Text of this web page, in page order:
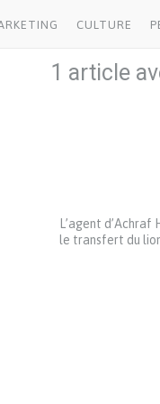
CULTURE
1 article
L’agent d’Achraf
le transfert du